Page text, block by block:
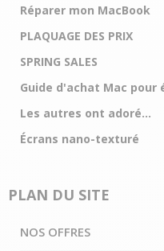
Réparer mon MacBook
PLAQUAGE DES PRIX
SPRING SALES
Guide d'achat Mac pour
Les autres ont adoré...
Écrans nano-texturé
PLAN DU SITE
NOS OFFRES